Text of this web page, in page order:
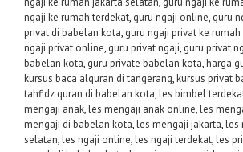
ngaji ke rumah terdekat, guru ngaji online, guru
privat di babelan kota, guru ngaji privat ke
ngaji privat online, guru privat ngaji, guru privat
babelan kota, guru private babelan kota,harga
kursus baca alquran di tangerang,kursus privat
tahfidz quran di babelan kota,les bimbel
mengaji anak,les mengaji anak online,les
mengaji di babelan kota,les mengaji jakarta,les
selatan,les ngaji online,les ngaji terdekat,les